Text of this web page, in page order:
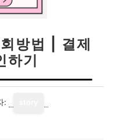
방법 | 결제
기
: